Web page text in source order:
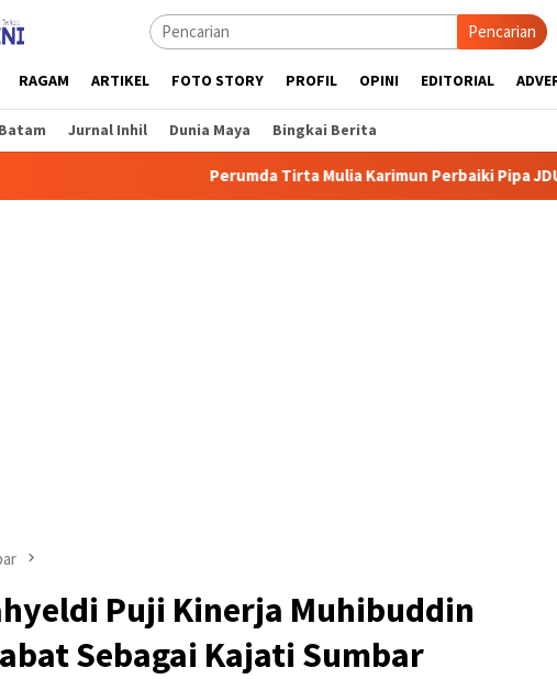
Pencarian
RAGAM ARTIKEL FOTO STORY PROFIL OPINI EDITORIAL
Jurnal Inhil Dunia Maya Bingkai Berita
Perumda Tirta Mulia Karimun Perbaiki Pipa JDU, Warga
Puji Kinerja Muhibuddin
Sebagai Kajati Sumbar